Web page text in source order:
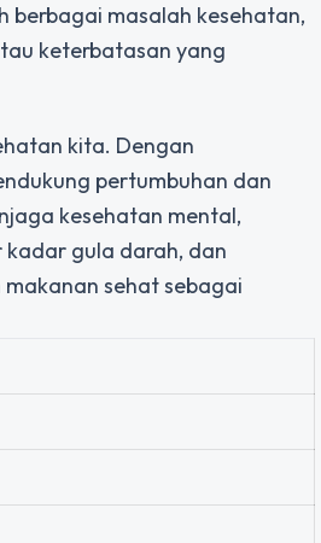
berbagai masalah kesehatan,
keterbatasan yang
kita. Dengan
pertumbuhan dan
kesehatan mental,
gula darah, dan
sehat sebagai